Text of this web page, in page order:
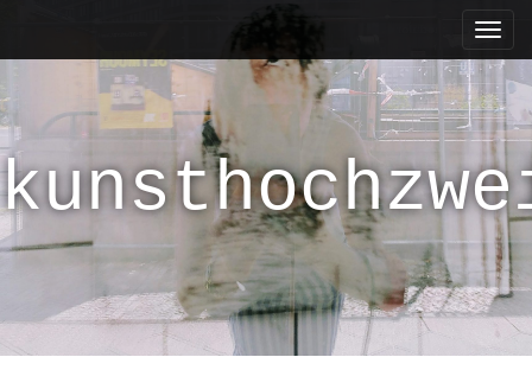
n
m
e
n
u
i
t
o
c
o
n
t
t